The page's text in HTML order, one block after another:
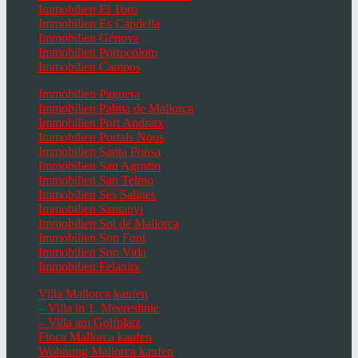
Immobilien El Toro
Immobilien Es Capdella
Immobilien Génova
Immobilien Portocolom
Immobilien Campos
Immobilien Paguera
Immobilien Palma de Mallorca
Immobilien Port Andratx
Immobilien Portals Nous
Immobilien Santa Ponsa
Immobilien San Agustin
Immobilien San Telmo
Immobilien Ses Salines
Immobilien Santanyi
Immobilien Sol de Mallorca
Immobilien Son Font
Immobilien Son Vida
Immobilien Felanitx
Villa Mallorca kaufen
– Villa in 1. Meereslinie
– Villa am Golfplatz
Finca Mallorca kaufen
Wohnung Mallorca kaufen